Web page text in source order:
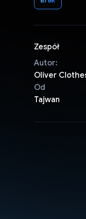
Zespół
Autor:
Oliver
Od
Tajwan